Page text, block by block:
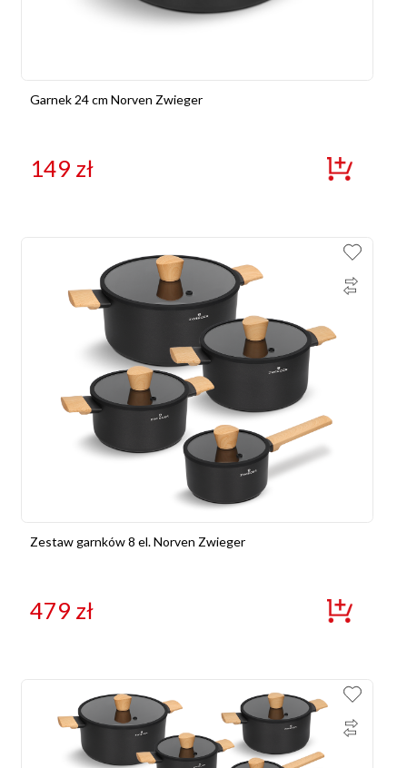
Garnek 24 cm Norven Zwieger
149 zł
Zestaw garnków 8 el. Norven Zwieger
479 zł